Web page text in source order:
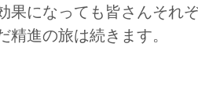
果になっても皆さんそれ
精進の旅は続きます。